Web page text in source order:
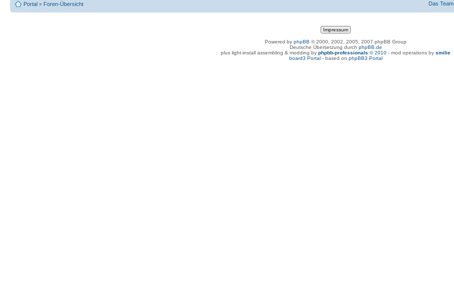
Portal » Foren-Übersicht Das Team
Powered by phpBB © 2000, 2002, 2005, 2007 phpBB Group
Deutsche Übersetzung durch phpBB.de
plus light-install assembling & modding by phpbb-professionals © 2010 - mod operations by smilie
board3 Portal- based on phpBB3 Portal